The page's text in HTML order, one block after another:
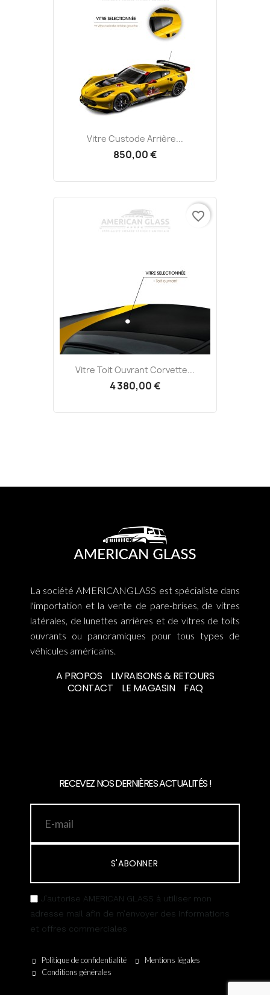
Vitre Custode Arrière...
850,00 €
Vitre Toit Ouvrant Corvette...
4 380,00 €
favorite_border
La société AMERICANGLASS est spécialiste dans
l'importation et la vente de pare-brises, de vitres
latérales, de lunettes arrières et de vitres de toits
ouvrants ou panoramiques pour tous types de
véhicules américains.
A PROPOS
LIVRAISONS & RETOURS
CONTACT
LE MAGASIN FAQ
RECEVEZ NOS DERNIÈRES ACTUALITÉS !
S'ABONNER
J’autorise AMERICAN GLASS à utiliser mon
adresse mail afin de m’envoyer des informations
et offres commerciales
Politique de confidentialité
Mentions légales
Conditions générales